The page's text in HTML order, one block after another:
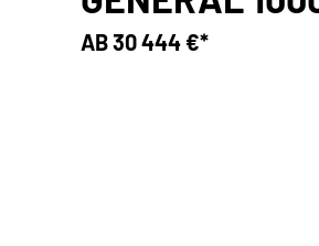
AB30 444 €*